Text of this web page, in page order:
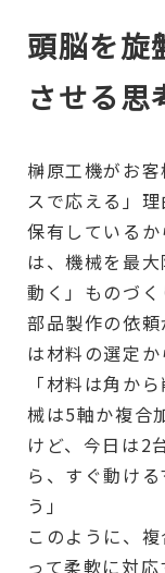
頭脳を旋
させる思
榊原工機がお
スで応える」
保有している
は、機械を最
動く」ものづく
部品製作の依
は材料の選定か
「材料は角か
械は5軸か複合
けど、今日は2
ら、すぐ動け
う」
このように、
って柔軟に対